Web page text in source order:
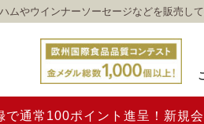
やウインナーソーセージなどを販売して
通常100ポイント進呈！新規